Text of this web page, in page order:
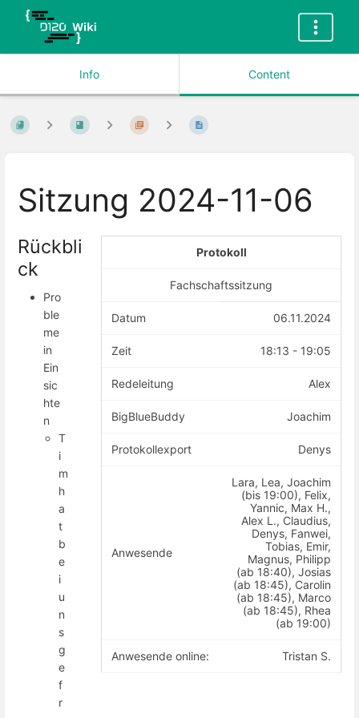
Info Content
Sitzung 2024-11-06
Protokoll
Fachschaftssitzung
Datum 06.11.2024
Zeit 18:13 - 19:05
Redeleitung Alex
BigBlueBuddy Joachim
Protokollexport Denys
Anwesende
Lara, Lea, Joachim
(bis 19:00), Felix,
Yannic, Max H.,
Alex L., Claudius,
Denys, Fanwei,
Tobias, Emir,
Magnus, Philipp
(ab 18:40), Josias
(ab 18:45), Carolin
(ab 18:45), Marco
(ab 18:45), Rhea
(ab 19:00)
Anwesende online: Tristan S.
Rückbli
ck
Pro
ble
me
in
Ein
sic
hte
n
T
i
m
h
a
t
b
e
i
u
n
s
g
e
f
r